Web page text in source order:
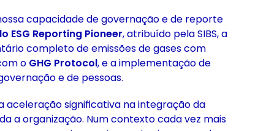
capacidade de governação e de reporte
ESG Reporting Pioneer, atribuído pela SIBS, a
completo de emissões de gases com
o GHG Protocol, e a implementação de
e de pessoas.
aceleração significativa na integração da
a organização. Num contexto cada vez mais